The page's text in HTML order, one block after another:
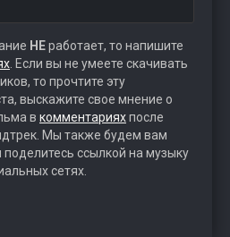
НЕработает, то напишите
. Если вы не умеете скачивать
то прочтите эту
выскажите свое мнение о
в комментарияхпосле
Мы также будем вам
ссылкой на музыку
сетях.